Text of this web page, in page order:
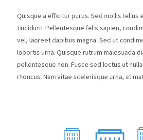
Quisque a efficitur purus. Sed mollis tellus
tincidunt. Pellentesque felis sapien,
vel, laoreet dapibus magna. Sed ut
lobortis urna. Quisque rutrum malesuada
pellentesque non. Fusce sed lectus ut
rhoncus. Nam vitae scelerisque urna, at